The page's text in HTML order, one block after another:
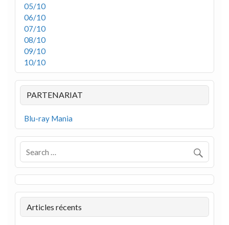
05/10
06/10
07/10
08/10
09/10
10/10
PARTENARIAT
Blu-ray Mania
Articles récents